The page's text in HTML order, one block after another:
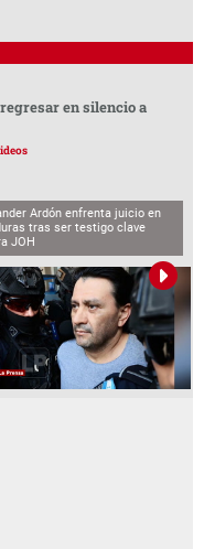
en silencio a
Ardón enfrenta juicio en
tras ser testigo clave
JOH